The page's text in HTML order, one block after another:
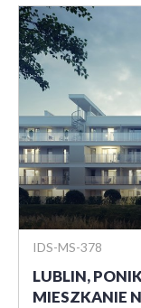
IDS-MS-378
LUBLIN,
MIESZKANIE